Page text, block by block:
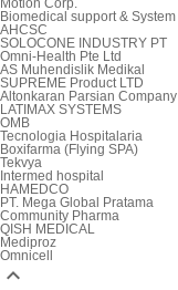
Motion Corp.
Biomedical support & System
AHCSC
SOLOCONE INDUSTRY PT
Omni-Health Pte Ltd
AS Muhendislik Medikal
SUPREME Product LTD
Altonkaran Parsian Company
LATIMAX SYSTEMS
OMB
Tecnologia Hospitalaria
Boxifarma (Flying SPA)
Tekvya
Intermed hospital
HAMEDCO
PT. Mega Global Pratama
Community Pharma
QISH MEDICAL
Mediproz
Omnicell
